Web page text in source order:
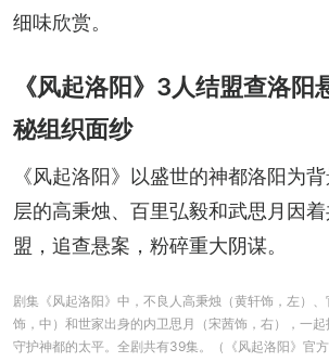
细味欣赏。
《风起洛阳》3人结盟查洛
秘组织面纱
《风起洛阳》以盛世的神都洛阳为
层的高秉烛、百里弘毅和武思月因
盟，追查悬案，粉碎重大阴谋。
剧集《风起洛阳》中，不良人高秉烛（黄轩饰，左）
饰，中）和世家出身的内卫思月（宋茜饰，右），一起
守护神都的太平。全剧共有39集。（《风起洛阳》官方